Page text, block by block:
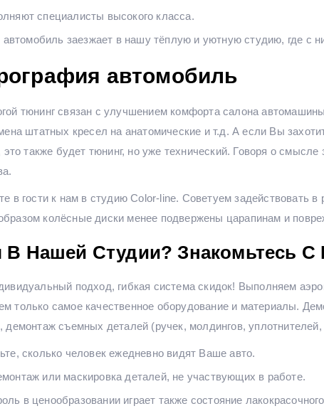
специалисты высокого класса.
автомобиль заезжает в нашу тёплую и уютную студию, где с
автомобиль
тюнинг связан с улучшением комфорта салона
штатных кресел на анатомические и т.д. А если Вы
это также будет тюнинг, но уже технический. Говоря о
в гости к нам в студию Color-line. Советуем
колёсные диски менее подвержены царапинам и
В Нашей Студии? Знакомьтесь С
подход, гибкая система скидок! Выполняем
только самое качественное оборудование и материалы.
демонтаж съемных деталей (ручек, молдингов,
сколько человек ежедневно видят Ваше авто.
или маскировка деталей, не участвующих в работе.
в ценообразовании играет также состояние